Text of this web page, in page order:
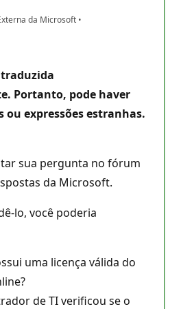
da Microsoft •
Portanto, pode haver
expressões estranhas.
sua pergunta no fórum
da Microsoft.
lo, você poderia
uma licença válida do
de TI verificou se o